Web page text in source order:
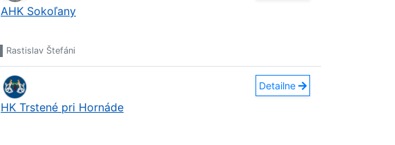
AHK Sokoľany
Rastislav Štefáni
HK Trstené pri Hornáde
Detailne